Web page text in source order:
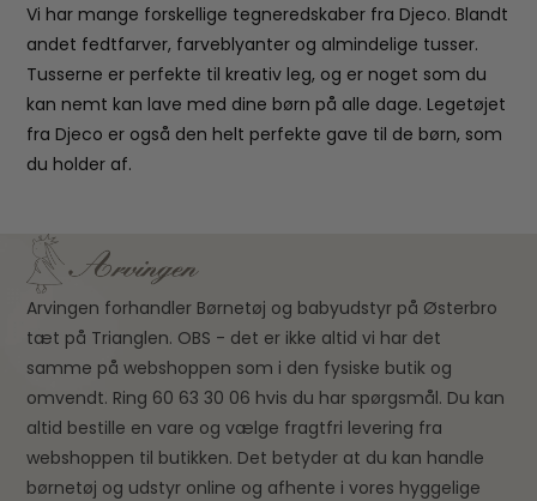
Vi har mange forskellige tegneredskaber fra Djeco. Blandt
andet fedtfarver, farveblyanter og almindelige tusser.
Tusserne er perfekte til kreativ leg, og er noget som du
kan nemt kan lave med dine børn på alle dage. Legetøjet
fra Djeco er også den helt perfekte gave til de børn, som
du holder af.
Arvingen forhandler Børnetøj og babyudstyr på Østerbro
tæt på Trianglen. OBS - det er ikke altid vi har det
samme på webshoppen som i den fysiske butik og
omvendt. Ring 60 63 30 06 hvis du har spørgsmål. Du kan
altid bestille en vare og vælge fragtfri levering fra
webshoppen til butikken. Det betyder at du kan handle
børnetøj og udstyr online og afhente i vores hyggelige